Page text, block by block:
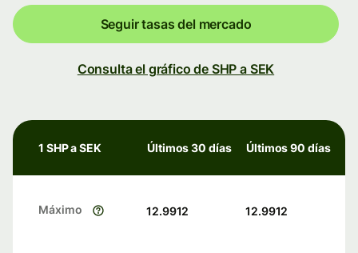
Seguir tasas del mercado
Consulta el gráfico de SHP a SEK
1 SHP a SEK Últimos 30 días Últimos 90 días
Máximo 12.9912 12.9912